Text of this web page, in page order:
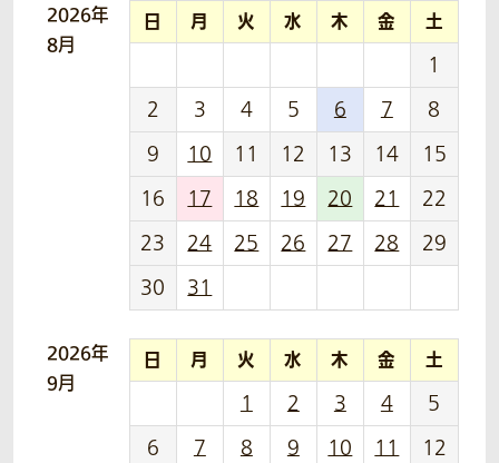
2026年
8月
日 月 火 水 木 金 土
1
2
3 4 5 6 7
8
9
10 11 12 13 14
15
16
17 18 19 20 21
22
23
24 25 26 27 28
29
30
31
2026年
9月
日 月 火 水 木 金 土
1 2 3 4
5
6
7 8 9 10 11
12